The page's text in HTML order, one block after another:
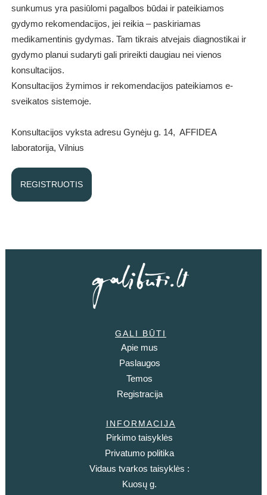
sunkumus yra pasiūlomi pagalbos būdai ir pateikiamos
gydymo rekomendacijos, jei reikia – paskiriamas
medikamentinis gydymas. Tam tikrais atvejais diagnostikai ir
gydymo planui sudaryti gali prireikti daugiau nei vienos
konsultacijos.
Konsultacijos žymimos ir rekomendacijos pateikiamos e-
sveikatos sistemoje.
Konsultacijos vyksta adresu Gynėju g. 14, AFFIDEA
laboratorija, Vilnius
REGISTRUOTIS
GALI BŪTI
Apie mus
Paslaugos
Temos
Registracija
INFORMACIJA
Pirkimo taisyklės
Privatumo politika
Vidaus tvarkos taisyklės :
Kuosų g.